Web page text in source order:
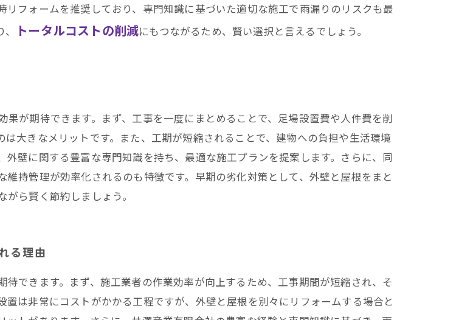
フォームを推奨しており、専門知識に基づいた適切な施工で雨漏りのリスクも最
トータルコストの削減にもつながるため、賢い選択と言えるでしょう。
が期待できます。まず、工事を一度にまとめることで、足場設置費や人件費を削
大きなメリットです。また、工期が短縮されることで、建物への負担や生活環境
壁に関する豊富な専門知識を持ち、最適な施工プランを提案します。さらに、同
持管理が効率化されるのも特徴です。早期の劣化対策として、外壁と屋根をまと
ら賢く節約しましょう。
る理由
できます。まず、施工業者の作業効率が向上するため、工事期間が短縮され、そ
は非常にコストがかかる工程ですが、外壁と屋根を別々にリフォームする場合と